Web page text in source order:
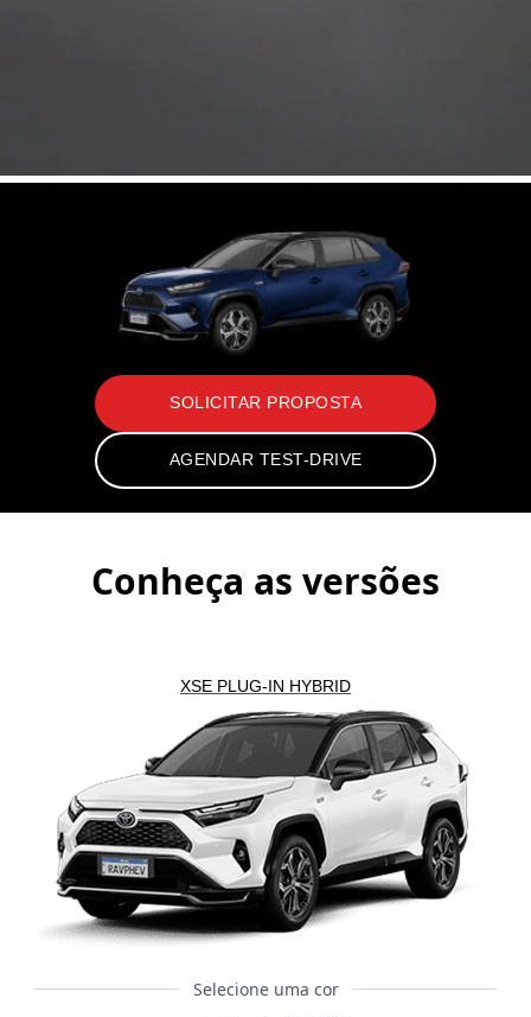
SOLICITAR PROPOSTA
AGENDAR TEST-DRIVE
Conheça as versões
XSE PLUG-IN HYBRID
Selecione uma cor